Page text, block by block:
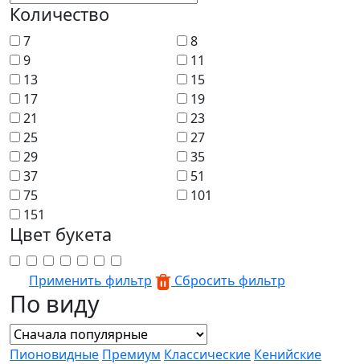
Количество
7
8
9
11
13
15
17
19
21
23
25
27
29
35
37
51
75
101
151
Цвет букета
Применить фильтр Сбросить фильтр
По виду
Пионовидные Премиум Классические Кенийские